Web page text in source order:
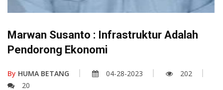
Marwan Susanto : Infrastruktur Adalah
Pendorong Ekonomi
By HUMA BETANG 04-28-2023
202
20